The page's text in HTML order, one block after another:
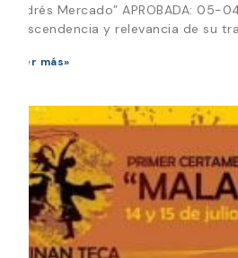
Andrés Mercado” APROBADA: 05-
trascendencia y relevancia de su
Leer más»